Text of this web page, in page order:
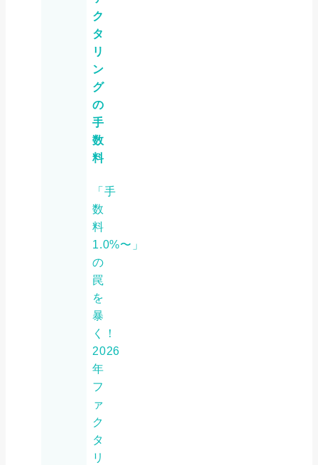
ク
タ
リ
ン
グ
の
手
数
料
「手
数
料
1.0%〜」
の
罠
を
暴
く！
2026
年
フ
ァ
ク
タ
リ